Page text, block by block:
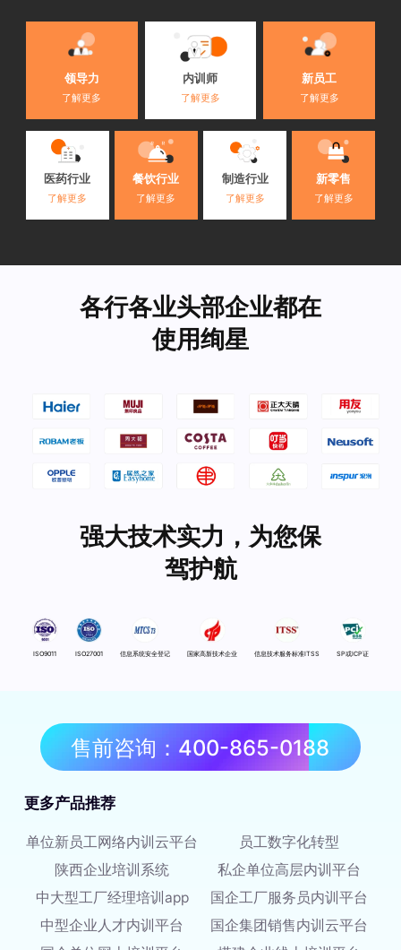
领导力
了解更多
内训师
了解更多
新员工
了解更多
医药行业
了解更多
餐饮行业
了解更多
制造行业
了解更多
新零售
了解更多
各行各业头部企业都在
使用绚星
强大技术实力，为您保
驾护航
ISO9011 ISO27001 信息系统安全登记 国家高新技术企业 信息技术服务标准ITSS SP或ICP证
售前咨询：400-865-0188
更多产品推荐
单位新员工网络内训云平台
员工数字化转型
陕西企业培训系统
私企单位高层内训平台
中大型工厂经理培训app
国企工厂服务员内训平台
中型企业人才内训平台
国企集团销售内训云平台